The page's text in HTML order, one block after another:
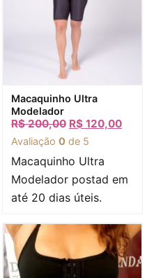
Visualização rápida
Macaquinho Ultra
Modelador
R$200,00 R$ 120,00
Avaliação 0 de 5
Macaquinho Ultra
Modelador postad em
até 20 dias úteis.